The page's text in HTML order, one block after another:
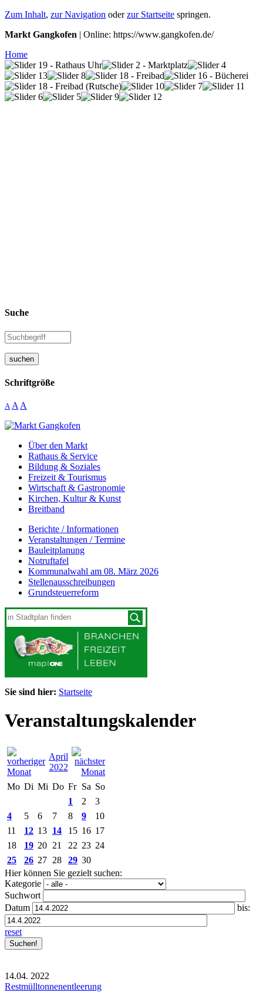
Zum Inhalt, zur Navigation oderzur Startseite springen.
Markt Gangkofen | Online: https://www.gangkofen.de/
Home
Suche
suchen
Schriftgröße
A A A
Über den Markt
Rathaus & Service
Bildung & Soziales
Freizeit & Tourismus
Wirtschaft & Gastronomie
Kirchen, Kultur & Kunst
Breitband
Berichte / Informationen
Veranstaltungen / Termine
Bauleitplanung
Notruftafel
Kommunalwahl am 08. März 2026
Stellenausschreibungen
Grundsteuerreform
Sie sind hier: Startseite
Veranstaltungskalender
April
2022
Mo Di Mi Do Fr Sa So
1
2
3
4
5 6 7 8 9
10
11
12 13 14 15 16 17
18
19 20 21 22 23 24
25
26 27 28 29 30
Hier können Sie gezielt suchen:
Kategorie
Suchwort
Datum
bis:
reset
14.04. 2022
Restmülltonnenentleerung